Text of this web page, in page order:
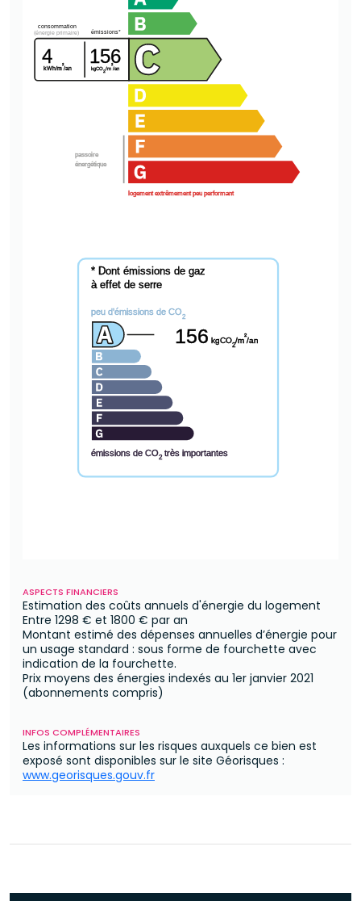
passoire
énergétique
logement extrêmement peu performant
consommation
(énergie primaire)
4
kWh/m²/an
émissions*
156
kgCO2/m²/an
* Dont émissions de gaz
à effet de serre
peu d'émissions de CO2
émissions de CO2 très importantes
156 kgCO2/m²/an
ASPECTS FINANCIERS
Estimation des coûts annuels d'énergie du logement
Entre 1298 € et 1800 € par an
Montant estimé des dépenses annuelles d’énergie pour
un usage standard : sous forme de fourchette avec
indication de la fourchette.
Prix moyens des énergies indexés au 1er janvier 2021
(abonnements compris)
INFOS COMPLÉMENTAIRES
Les informations sur les risques auxquels ce bien est
exposé sont disponibles sur le site Géorisques :
www.georisques.gouv.fr